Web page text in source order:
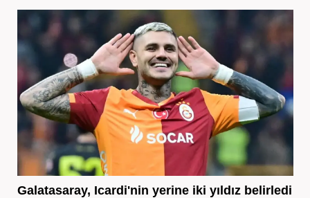
Galatasaray, Icardi'nin yerine iki yıldız belirledi